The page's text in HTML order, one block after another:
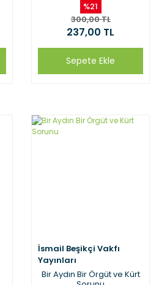
%21
300,00 TL
237,00 TL
Sepete Ekle
İsmail Beşikçi Vakfı
Yayınları
Bir Aydın Bir Örgüt ve Kürt